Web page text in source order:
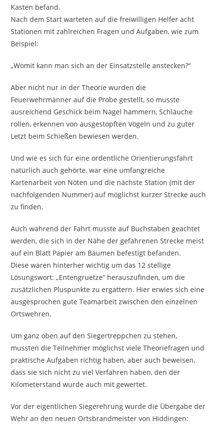
Kasten befand.
Nach dem Start warteten auf die freiwilligen Helfer acht
Stationen mit zahlreichen Fragen und Aufgaben, wie zum
Beispiel:
„Womit kann man sich an der Einsatzstelle anstecken?“
Aber nicht nur in der Theorie wurden die
Feuerwehrmänner auf die Probe gestellt, so musste
ausreichend Geschick beim Nägel hämmern, Schläuche
rollen, erkennen von ausgestopften Vögeln und zu guter
Letzt beim Schießen bewiesen werden.
Und wie es sich für eine ordentliche Orientierungsfahrt
natürlich auch gehörte, war eine umfangreiche
Kartenarbeit von Nöten und die nächste Station (mit der
nachfolgenden Nummer) auf möglichst kurzer Strecke auch
zu finden.
Auch während der Fahrt musste auf Buchstaben geachtet
werden, die sich in der Nähe der gefahrenen Strecke meist
auf ein Blatt Papier am Bäumen befestigt befanden.
Diese waren hinterher wichtig um das 12 stellige
Lösungswort: „Entengruetze“ herauszufinden, um die
zusätzlichen Pluspunkte zu ergattern. Hier erwies sich eine
ausgesprochen gute Teamarbeit zwischen den einzelnen
Ortswehren.
Um ganz oben auf den Siegertreppchen zu stehen,
mussten die Teilnehmer möglichst viele Theoriefragen und
praktische Aufgaben richtig haben, aber auch beweisen,
dass sie sich nicht zu viel Verfahren haben, den der
Kilometerstand wurde auch mit gewertet.
Vor der eigentlichen Siegerehrung wurde die Übergabe der
Wehr an den neuen Ortsbrandmeister von Hiddingen: